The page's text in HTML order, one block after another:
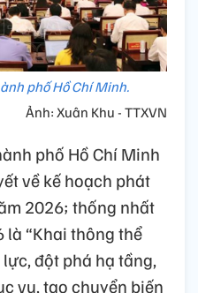
phố Hồ Chí Minh.
Ảnh: Xuân Khu - TTXVN
phố Hồ Chí Minh
về kế hoạch phát
2026; thống nhất
là “Khai thông thể
đột phá hạ tầng,
vụ, tạo chuyển biến